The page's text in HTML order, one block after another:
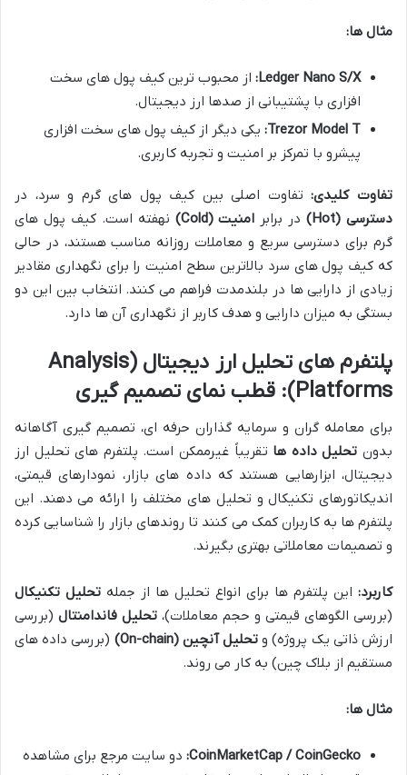
مثال ها:
Ledger Nano S/X: از محبوب ترین کیف پول های سخت
افزاری با پشتیبانی از صدها ارز دیجیتال.
Trezor Model T: یکی دیگر از کیف پول های سخت افزاری
پیشرو با تمرکز بر امنیت و تجربه کاربری.
تفاوت کلیدی:تفاوت اصلی بین کیف پول های گرم و سرد، در
دسترسی (Hot)
در برابر امنیت (Cold)
نهفته است. کیف پول های
گرم برای دسترسی سریع و معاملات روزانه مناسب هستند، در حالی
که کیف پول های سرد بالاترین سطح امنیت را برای نگهداری مقادیر
زیادی از دارایی ها در بلندمدت فراهم می کنند. انتخاب بین این دو
بستگی به میزان دارایی و هدف کاربر از نگهداری آن ها دارد.
پلتفرم های تحلیل ارز دیجیتال (Analysis
Platforms): قطب نمای تصمیم گیری
برای معامله گران و سرمایه گذاران حرفه ای، تصمیم گیری آگاهانه
بدون تحلیل داده ها تقریباً غیرممکن است. پلتفرم های تحلیل ارز
دیجیتال، ابزارهایی هستند که داده های بازار، نمودارهای قیمتی،
اندیکاتورهای تکنیکال و تحلیل های مختلف را ارائه می دهند. این
پلتفرم ها به کاربران کمک می کنند تا روندهای بازار را شناسایی کرده
و تصمیمات معاملاتی بهتری بگیرند.
کاربرد: این پلتفرم ها برای انواع تحلیل ها از جمله تحلیل تکنیکال
(بررسی الگوهای قیمتی و حجم معاملات)، تحلیل فاندامنتال (بررسی
ارزش ذاتی یک پروژه) و تحلیل آنچین (On-chain)
(بررسی داده های
مستقیم از بلاک چین) به کار می روند.
مثال ها:
CoinMarketCap / CoinGecko: دو سایت مرجع برای مشاهده